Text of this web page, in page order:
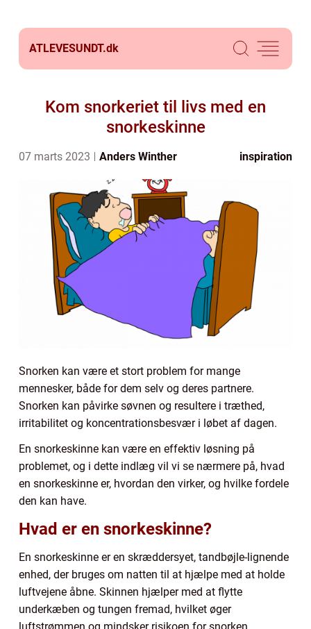
ATLEVESUNDT.dk
Kom snorkeriet til livs med en
snorkeskinne
07 marts 2023 Anders Winther inspiration
Snorken kan være et stort problem for mange
mennesker, både for dem selv og deres partnere.
Snorken kan påvirke søvnen og resultere i træthed,
irritabilitet og koncentrationsbesvær i løbet af dagen.
En snorkeskinne kan være en effektiv løsning på
problemet, og i dette indlæg vil vi se nærmere på, hvad
en snorkeskinne er, hvordan den virker, og hvilke fordele
den kan have.
Hvad er en snorkeskinne?
En snorkeskinne er en skræddersyet, tandbøjle-lignende
enhed, der bruges om natten til at hjælpe med at holde
luftvejene åbne. Skinnen hjælper med at flytte
underkæben og tungen fremad, hvilket øger